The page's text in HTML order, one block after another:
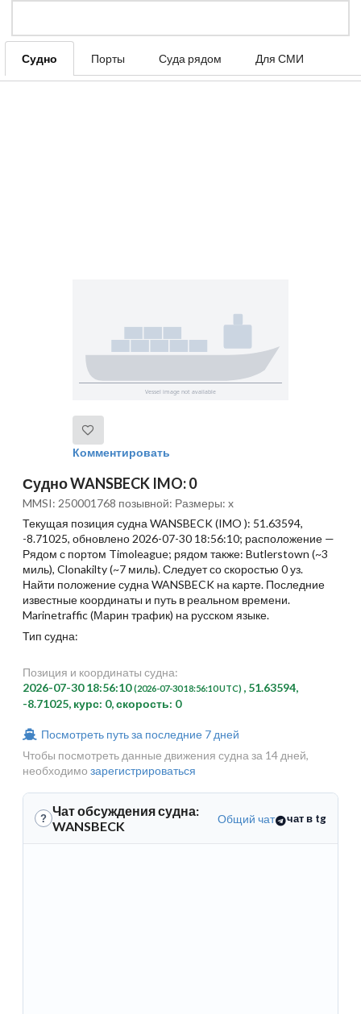
Судно Порты Суда рядом Для СМИ
Комментировать
Судно WANSBECK IMO: 0
MMSI: 250001768 позывной: Размеры: x
Текущая позиция судна WANSBECK (IMO ): 51.63594,
-8.71025, обновлено 2026-07-30 18:56:10; расположение —
Рядом с портом Timoleague; рядом также: Butlerstown (~3
миль), Clonakilty (~7 миль). Следует со скоростью 0 уз.
Найти положение судна WANSBECK на карте. Последние
известные координаты и путь в реальном времени.
Marinetraffic (Марин трафик) на русском языке.
Тип судна:
Позиция и координаты судна:
2026-07-30 18:56:10(2026-07-30 18:56:10 UTC) , 51.63594,
-8.71025, курс: 0, скорость: 0
Посмотреть путь за последние 7 дней
Чтобы посмотреть данные движения судна за 14 дней,
необходимо зарегистрироваться
? Чат обсуждения судна:
WANSBECK
Общий чат чат в tg